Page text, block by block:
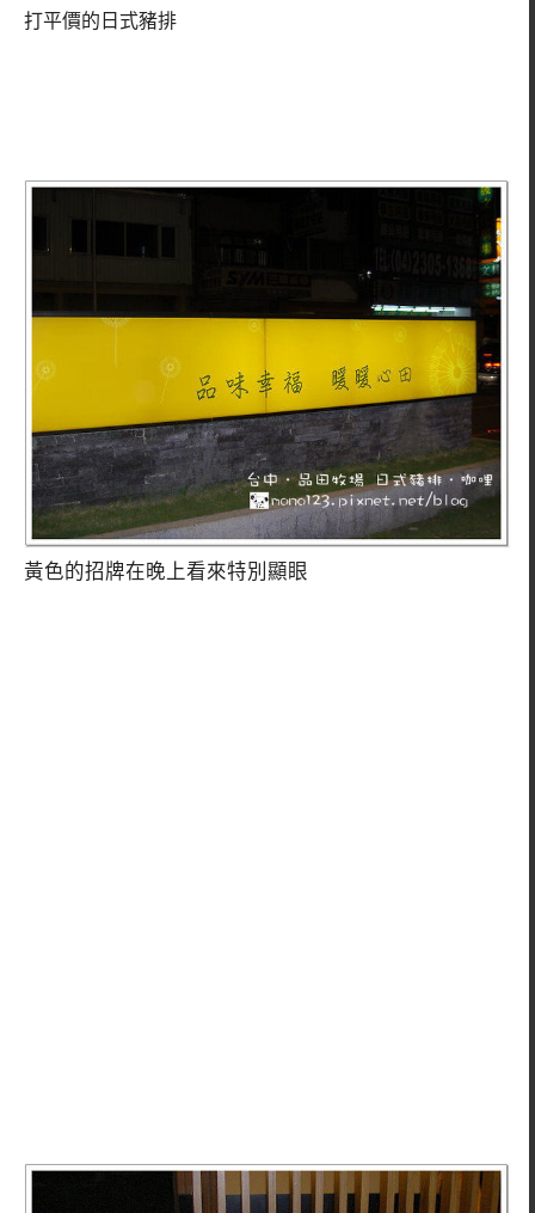
打平價的日式豬排
黃色的招牌在晚上看來特別顯眼